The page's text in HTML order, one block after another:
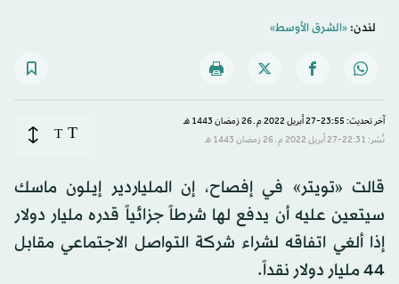
لندن:«الشرق الأوسط»
آخر تحديث: 23:55-27 أبريل 2022 م ـ 26 رَمضان 1443 هـ
نُشر: 22:31-27 أبريل 2022 م ـ 26 رَمضان 1443 هـ
T
T
قالت «تويتر» في إفصاح، إن الملياردير إيلون ماسك
سيتعين عليه أن يدفع لها شرطاً جزائياً قدره مليار دولار
إذا ألغي اتفاقه لشراء شركة التواصل الاجتماعي مقابل
44 مليار دولار نقداً.